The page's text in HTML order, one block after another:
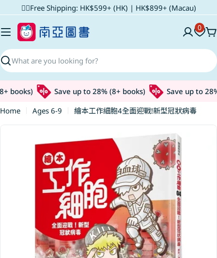
to
content
✌🏼Free Shipping: HK$599+ (HK) | HK$899+ (Macau)
Search
0
books) Save up to 28% (8+ books)
Save up to 28%
Home
Ages 6-9
繪本工作細胞4全面迎戰!新型冠狀病毒
Skip
Open media 0 in modal